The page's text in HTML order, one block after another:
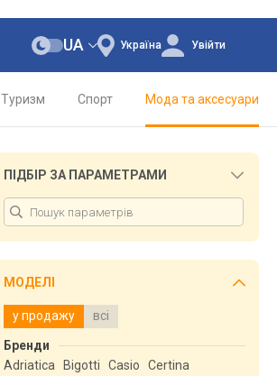
Україна
UA Увійти
Туризм Спорт Мода та аксесуари
ПІДБІР ЗА ПАРАМЕТРАМИ
МОДЕЛІ
у продажу всі
Бренди
Adriatica
Bigotti Casio
Certina